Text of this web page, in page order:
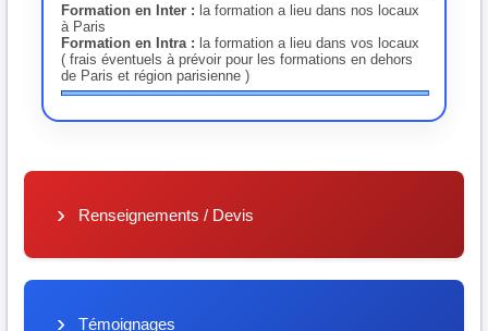
Formation en Inter : la formation a lieu dans nos locaux
à Paris
Formation en Intra : la formation a lieu dans vos locaux
( frais éventuels à prévoir pour les formations en dehors
de Paris et région parisienne )
Renseignements / Devis
Témoignages